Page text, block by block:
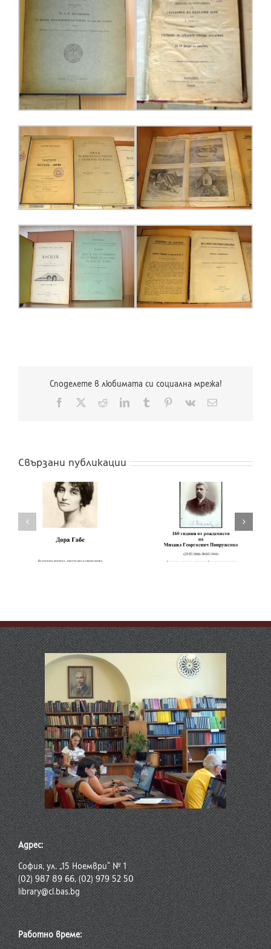
Споделете в любимата си социална мрежа!
Facebook RedditLinkedInTumblr Pinterest
Vk
Електронна
Свързани публикации
160 години от
рождението на
160 години от
рождението на
Чичо Стоян
(псевдоним на
Стоян Михайлов
Адрес:
София, ул. „15 Ноември“ № 1
(02) 987 89 66, (02) 979 52 50
library@cl.bas.bg
Работно време: